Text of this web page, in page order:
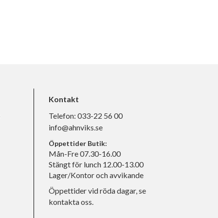
Kontakt
Telefon: 033-22 56 00
info@ahnviks.se
Öppettider Butik:
Mån-Fre 07.30-16.00
Stängt för lunch 12.00-13.00
Lager/Kontor och avvikande
Öppettider vid röda dagar, se
kontakta oss.